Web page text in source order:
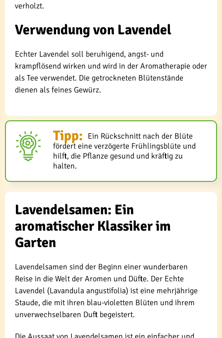
verholzt.
Verwendung von Lavendel
Echter Lavendel soll beruhigend, angst- und
krampflösend wirken und wird in der Aromatherapie oder
als Tee verwendet. Die getrockneten Blütenstände
dienen als feines Gewürz.
Tipp: Ein Rückschnitt nach der Blüte
fördert eine verzögerte Frühlingsblüte und
hilft, die Pflanze gesund und kräftig zu
halten.
Lavendelsamen: Ein
aromatischer Klassiker im
Garten
Lavendelsamen sind der Beginn einer wunderbaren
Reise in die Welt der Aromen und Düfte. Der Echte
Lavendel (Lavandula angustifolia) ist eine mehrjährige
Staude, die mit ihren blau-violetten Blüten und ihrem
unverwechselbaren Duft begeistert.